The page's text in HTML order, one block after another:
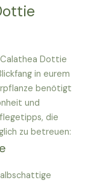
Dottie
in eurem
benötigt
und
die
zu betreuen: